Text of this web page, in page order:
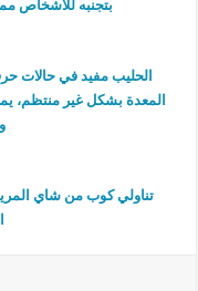
بتجنبه للأشخاص
الحليب مفيد في حالات
المعدة بشكل غير منتظم،
تناولي كوب من شاي